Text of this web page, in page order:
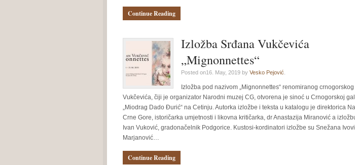
Continue Reading
Izložba Srđana Vukčevića
„Mignonnettes“
Posted on16. May, 2019 by Vesko Pejović
Izložba pod nazivom „Mignonnettes“ renomiranog
Vukčevića, čiji je organizator Narodni muzej CG, otvorena je sinoć u Crnogorskoj
„Miodrag Dado Đurić“ na Cetinju. Autorka izložbe i teksta u katalogu je direktorica
Crne Gore, istoričarka umjetnosti i likovna kritičarka, dr Anastazija Miranović a
Ivan Vuković, gradonačelnik Podgorice. Kustosi-kordinatori izložbe su Snežana
Marjanović…
Continue Reading